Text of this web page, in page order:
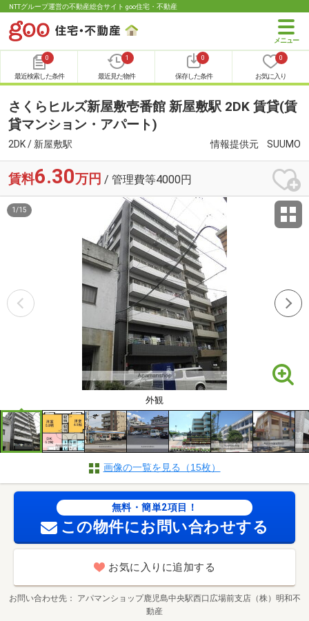
NTTグループ運営の不動産総合サイト goo住宅・不動産
0
最近検索した条件
1
最近見た物件
0
保存した条件
0
お気に入り
さくらヒルズ新屋敷壱番館 新屋敷駅 2DK 賃貸(賃
貸マンション・アパート)
2DK / 新屋敷駅 情報提供元 SUUMO
賃料6.30万円 / 管理費等4000円
外観
1 /15
画像の一覧を見る（15枚）
無料・簡単2項目！
この物件にお問い合わせする
お気に入りに追加する
お問い合わせ先
アパマンショップ鹿児島中央駅西口広場前支店（株）明和不
動産